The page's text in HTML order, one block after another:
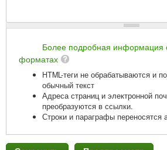
Более подробная информация
форматах
HTML-теги не обрабатываются и
обычный текст
Адреса страниц и электронной
преобразуются в ссылки.
Строки и параграфы переносятся